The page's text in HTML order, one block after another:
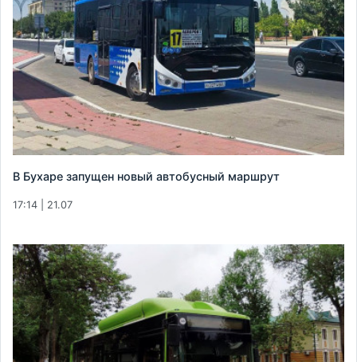
В Бухаре запущен новый автобусный маршрут
17:14 | 21.07